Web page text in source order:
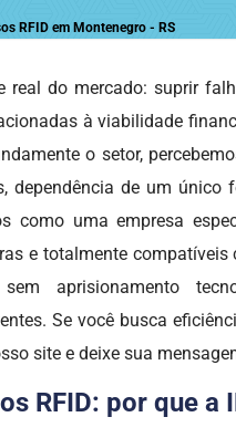
RFID em Montenegro - RS
real do mercado: suprir
à viabilidade
o setor,
dependência de um
como uma empresa
e totalmente
aprisionamento
Se você busca
site e deixe sua
RFID: por que a